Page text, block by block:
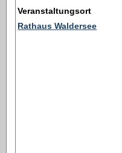
Veranstaltungsort
Rathaus Waldersee